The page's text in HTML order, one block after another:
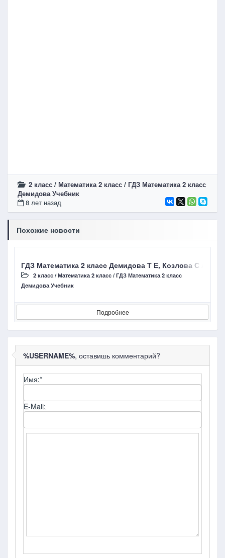
2 класс / Математика 2 класс / ГДЗ Математика 2 класс
Демидова Учебник
8 лет назад
Похожие новости
ГДЗ Математика 2 класс Демидова Т Е, Козлова С А,
2 класс / Математика 2 класс / ГДЗ Математика 2 класс
Демидова Учебник
Подробнее
%USERNAME%, оставишь комментарий?
Имя:*
E-Mail: